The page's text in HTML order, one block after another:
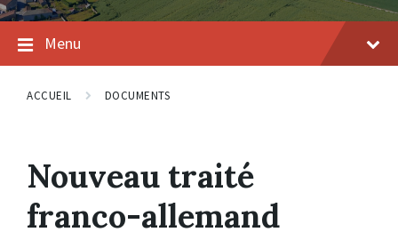
Menu
ACCUEIL DOCUMENTS
Nouveau traité
franco-allemand